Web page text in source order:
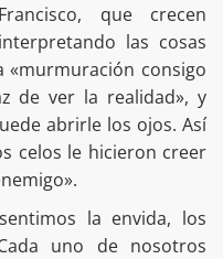
que crecen
las cosas
«murmuración consigo
de ver la realidad», y
abrirle los ojos. Así
celos le hicieron creer
la envida, los
uno de nosotros